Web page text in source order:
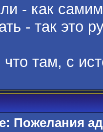
- как самим
- так это
что там, с
Пожелания